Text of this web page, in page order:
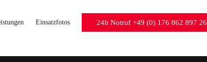
Einsatzfotos 24h Notruf +49 (0) 176 862 897 26